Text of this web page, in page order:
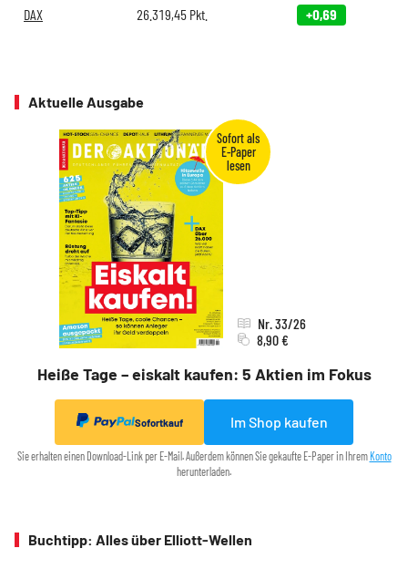
DAX 26.319,45 Pkt. +0,69
Aktuelle Ausgabe
Heiße Tage – eiskalt kaufen: 5 Aktien im Fokus
Nr. 33/26
8,90 €
Sofortkauf Im Shop kaufen
Sie erhalten einen Download-Link per E-Mail. Außerdem können Sie gekaufte E-Paper in Ihrem Konto
herunterladen.
Buchtipp: Alles über Elliott-Wellen